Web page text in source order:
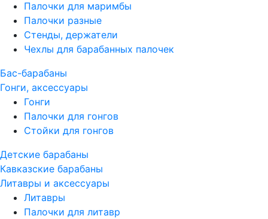
Палочки для маримбы
Палочки разные
Стенды, держатели
Чехлы для барабанных палочек
Бас-барабаны
Гонги, аксессуары
Гонги
Палочки для гонгов
Стойки для гонгов
Детские барабаны
Кавказские барабаны
Литавры и аксессуары
Литавры
Палочки для литавр